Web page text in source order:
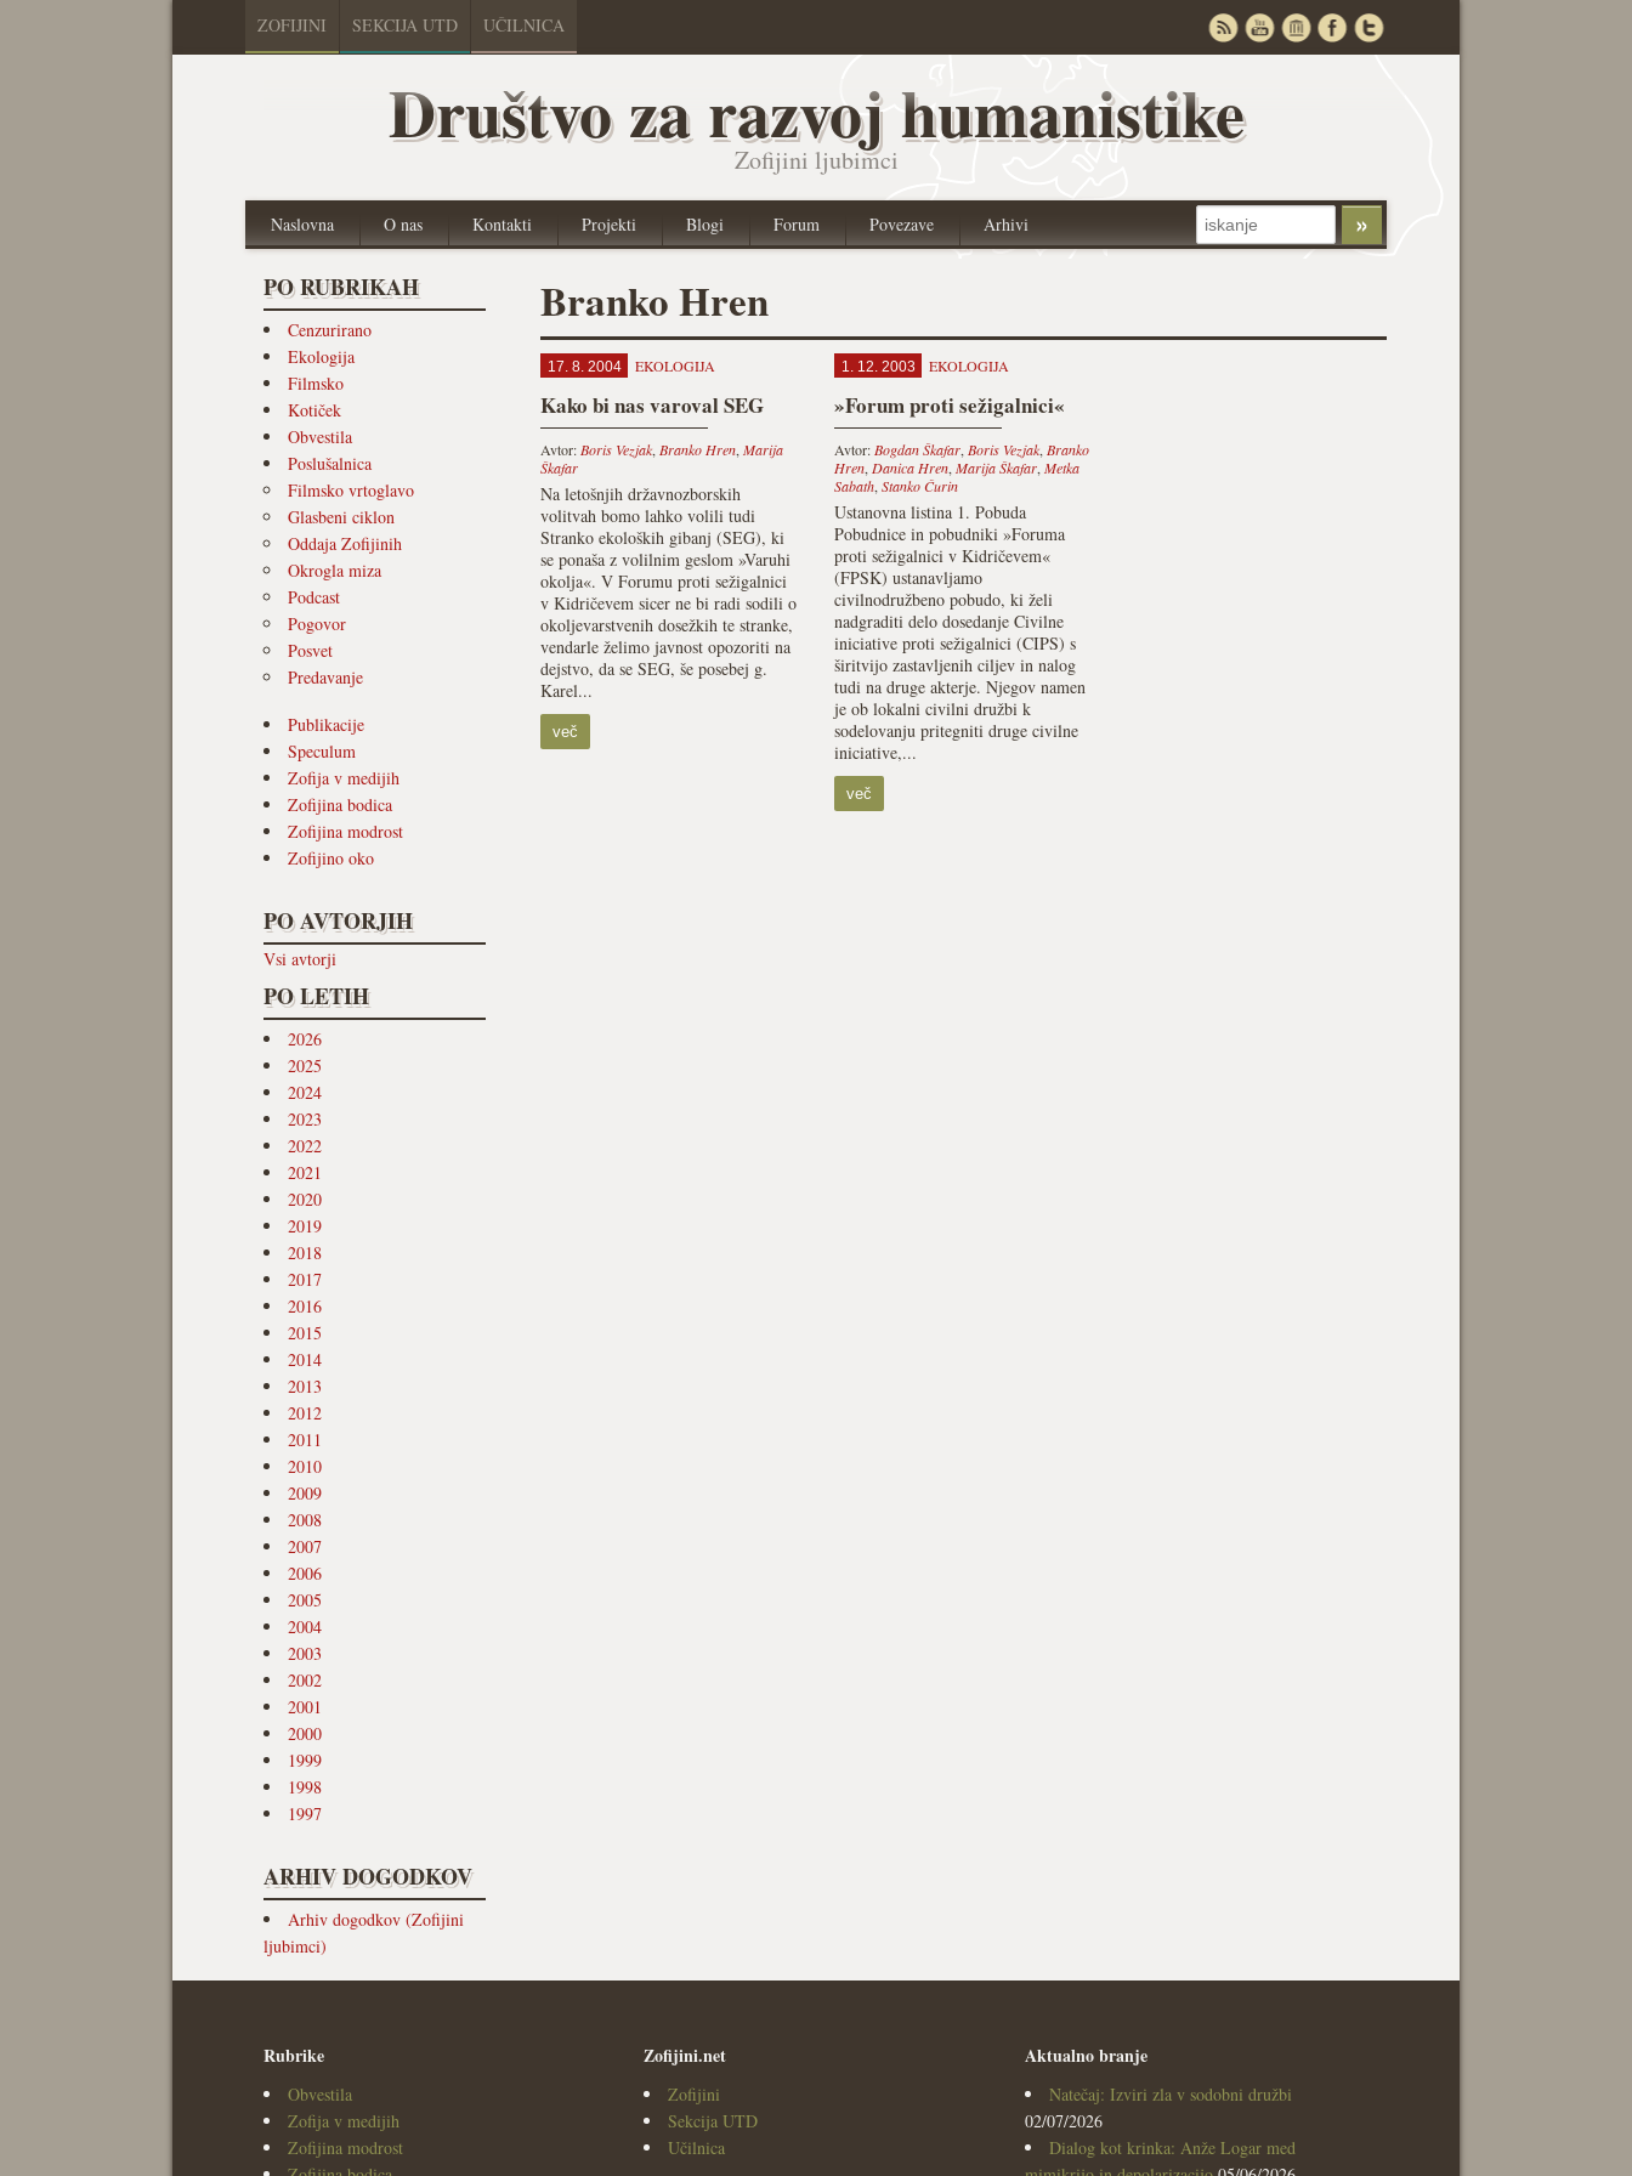
ZOFIJINI SEKCIJA UTD UČILNICA
Društvo za razvoj humanistike
Zofijini ljubimci
Naslovna O nas Kontakti Projekti Blogi Forum Povezave Arhivi
PO RUBRIKAH
Cenzurirano
Ekologija
Filmsko
Kotiček
Obvestila
Poslušalnica
Filmsko vrtoglavo
Glasbeni ciklon
Oddaja Zofijinih
Okrogla miza
Podcast
Pogovor
Posvet
Predavanje
Publikacije
Speculum
Zofija v medijih
Zofijina bodica
Zofijina modrost
Zofijino oko
PO AVTORJIH
Vsi avtorji
PO LETIH
2026
2025
2024
2023
2022
2021
2020
2019
2018
2017
2016
2015
2014
2013
2012
2011
2010
2009
2008
2007
2006
2005
2004
2003
2002
2001
2000
1999
1998
1997
ARHIV DOGODKOV
Arhiv dogodkov (Zofijini
ljubimci)
Branko Hren
17. 8. 2004 EKOLOGIJA
Kako bi nas varoval SEG
Avtor: Boris Vezjak, Branko Hren, Marija
Škafar
Na letošnjih državnozborskih
volitvah bomo lahko volili tudi
Stranko ekoloških gibanj (SEG), ki
se ponaša z volilnim geslom »Varuhi
okolja«. V Forumu proti sežigalnici
v Kidričevem sicer ne bi radi sodili o
okoljevarstvenih dosežkih te stranke,
vendarle želimo javnost opozoriti na
dejstvo, da se SEG, še posebej g.
Karel...
več
1. 12. 2003 EKOLOGIJA
»Forum proti sežigalnici«
Avtor: Bogdan Škafar, Boris Vezjak, Branko
Hren, Danica Hren, Marija Škafar, Metka
Sabath, Stanko Čurin
Ustanovna listina 1. Pobuda
Pobudnice in pobudniki »Foruma
proti sežigalnici v Kidričevem«
(FPSK) ustanavljamo
civilnodružbeno pobudo, ki želi
nadgraditi delo dosedanje Civilne
iniciative proti sežigalnici (CIPS) s
širitvijo zastavljenih ciljev in nalog
tudi na druge akterje. Njegov namen
je ob lokalni civilni družbi k
sodelovanju pritegniti druge civilne
iniciative,...
več
Rubrike
Obvestila
Zofija v medijih
Zofijina modrost
Zofijini.net
Zofijini
Sekcija UTD
Učilnica
Aktualno branje
Natečaj: Izviri zla v sodobni družbi
02/07/2026
Dialog kot krinka: Anže Logar med